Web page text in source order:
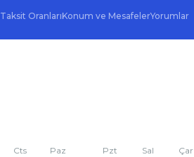
Taksit OranlarıKonum ve MesafelerYorumlar
Cts Paz Pzt Sal Çar